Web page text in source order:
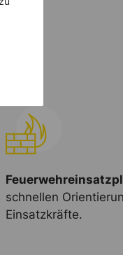
schnellen
Einsatzkräfte.